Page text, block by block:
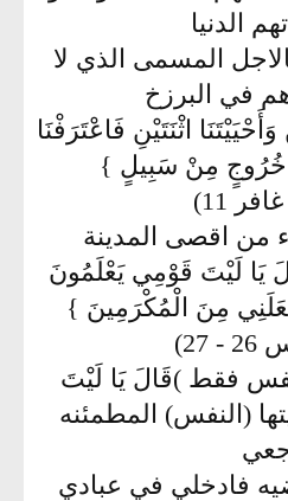
الدنيا
المسمى الذي لا
في البرزخ
وَأَحْيَيْتَنَا اثْنَتَيْنِ فَاعْتَرَفْنَا
خُرُوجٍ مِنْ سَبِيلٍ }
11)
يَا لَيْتَ قَوْمِي يَعْلَمُونَ
مِنَ الْمُكْرَمِينَ }
27)
فقط )قَالَ يَا لَيْتَ
(النفس) المطمئنه
فادخلي في عبادي